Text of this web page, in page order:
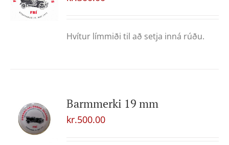
Hvítur límmiði til að setja inná rúðu.
Barmmerki 19 mm
kr.500.00